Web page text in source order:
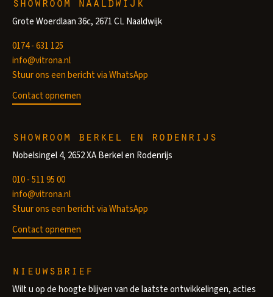
Grote Woerdlaan 36c, 2671 CL Naaldwijk
0174 - 631 125
info@vitrona.nl
Stuur ons een bericht via WhatsApp
Contact opnemen
showroom berkel en rodenrijs
Nobelsingel 4, 2652 XA Berkel en Rodenrijs
010 - 511 95 00
info@vitrona.nl
Stuur ons een bericht via WhatsApp
Contact opnemen
nieuwsbrief
Wilt u op de hoogte blijven van de laatste ontwikkelingen, acties